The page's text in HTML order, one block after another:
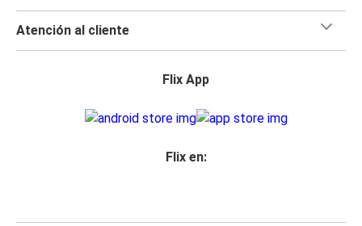
Atención al cliente
Flix App
Flix en: